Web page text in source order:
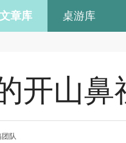
文章库 桌游库
开山
团队